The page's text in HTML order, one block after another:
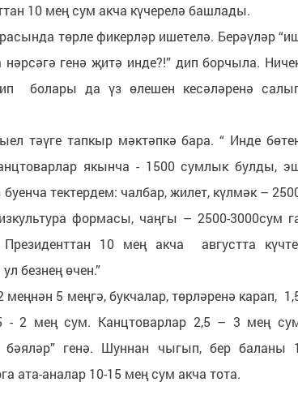
10 мең сум акча күчерелә башлады.
төрле фикерләр ишетелә. Берәүләр
генә җитә инде?!” дип борчыла.
болары да үз өлешен кесәләренә
тәүге тапкыр мәктәпкә бара. “ Инде
якынча - 1500 сумлык булды,
тектердем: чалбар, жилет, күлмәк –
формасы, чаңгы – 2500-3000сум
10 мең акча августта
безнең өчен.”
5 меңгә, букчалар, төрләренә карап,
- 2 мең сум. Канцтоварлар 2,5 – 3 мең
генә. Шуннан чыгып, бер баланы
ата-аналар 10-15 мең сум акча тота.